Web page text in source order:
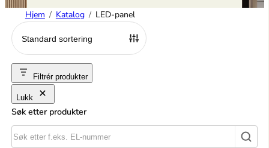
Hjem Katalog LED-panel
Filtrér produkter
Lukk
Søk etter produkter